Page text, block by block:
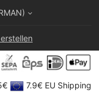
7.9€ EU Shipping